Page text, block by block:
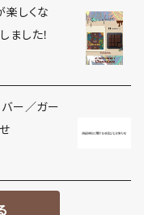
楽しくな
ました！
バー／ガー